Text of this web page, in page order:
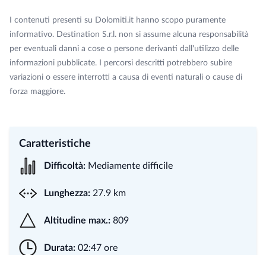
I contenuti presenti su Dolomiti.it hanno scopo puramente
informativo. Destination S.r.l. non si assume alcuna responsabilità
per eventuali danni a cose o persone derivanti dall'utilizzo delle
informazioni pubblicate. I percorsi descritti potrebbero subire
variazioni o essere interrotti a causa di eventi naturali o cause di
forza maggiore.
Caratteristiche
Difficoltà: Mediamente difficile
Lunghezza: 27.9 km
Altitudine max.: 809
Durata: 02:47 ore